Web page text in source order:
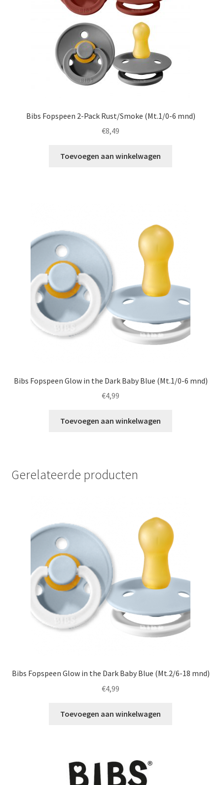
Bibs Fopspeen 2-Pack Rust/Smoke (Mt.1/0-6 mnd)
€8,49
Toevoegen aan winkelwagen
Bibs Fopspeen Glow in the Dark Baby Blue (Mt.1/0-6 mnd)
€4,99
Toevoegen aan winkelwagen
Gerelateerde producten
Bibs Fopspeen Glow in the Dark Baby Blue (Mt.2/6-18 mnd)
€4,99
Toevoegen aan winkelwagen